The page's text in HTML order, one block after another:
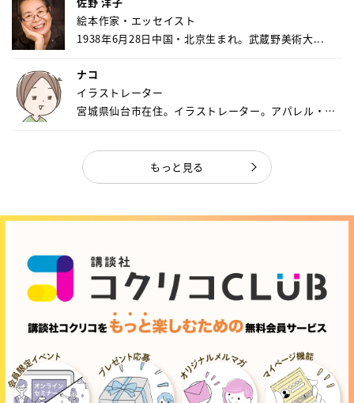
絵本作家・エッセイスト
1938年6月28日中国・北京生まれ。武蔵野美術大...
ナコ
イラストレーター
宮城県仙台市在住。イラストレーター。アパレル・キ
もっと見る